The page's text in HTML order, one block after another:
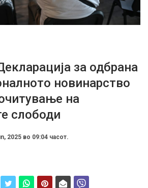
за одбрана
новинарство
на
слободи
2025 во 09:04 часот.